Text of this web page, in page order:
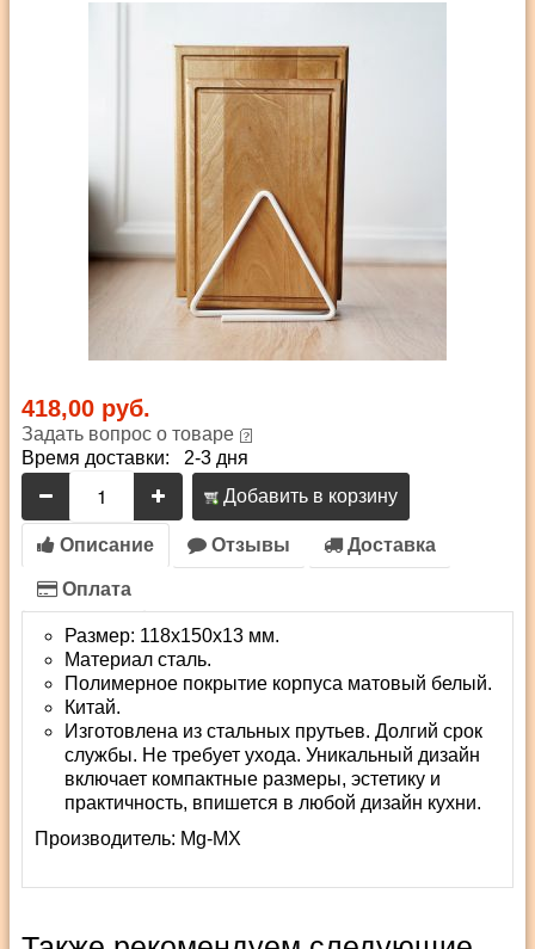
418,00 руб.
Задать вопрос о товаре
Время доставки: 2-3 дня
Добавить в корзину
Описание Отзывы Доставка
Оплата
Размер: 118х150х13 мм.
Материал сталь.
Полимерное покрытие корпуса матовый белый.
Китай.
Изготовлена из стальных прутьев. Долгий срок
службы. Не требует ухода. Уникальный дизайн
включает компактные размеры, эстетику и
практичность, впишется в любой дизайн кухни.
Производитель: Mg-MX